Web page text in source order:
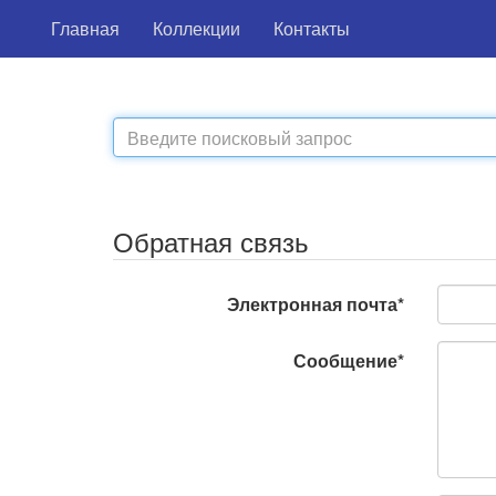
Главная Коллекции Контакты
Обратная связь
Электронная почта*
Сообщение*